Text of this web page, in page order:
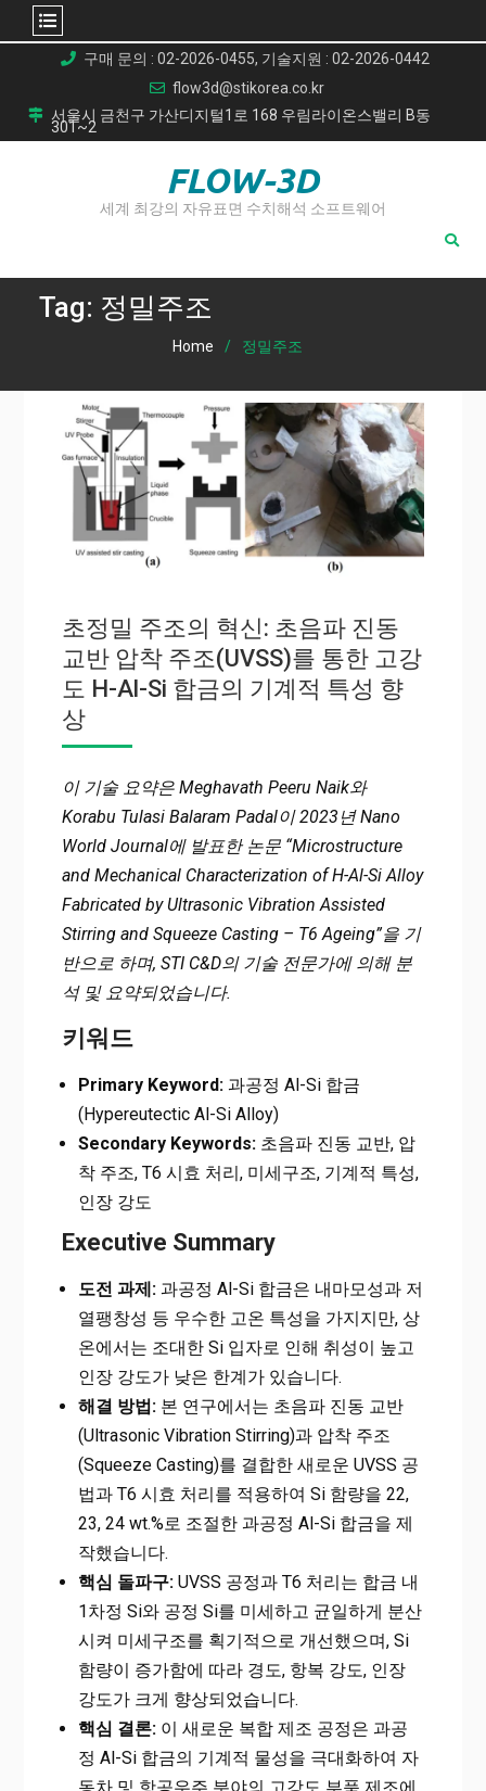
content
구매 문의 : 02-2026-0455, 기술지원 : 02-2026-0442
flow3d@stikorea.co.kr
서울시 금천구 가산디지털1로 168 우림라이온스밸리 B동
301~2
FLOW-3D
세계 최강의 자유표면 수치해석 소프트웨어
Tag: 정밀주조
Home 정밀주조
초정밀 주조의 혁신: 초음파 진동
교반 압착 주조(UVSS)를 통한 고강
도 H-Al-Si 합금의 기계적 특성 향
상
이 기술 요약은 Meghavath Peeru Naik와
Korabu Tulasi Balaram Padal이 2023년 Nano
World Journal에 발표한 논문 “Microstructure
and Mechanical Characterization of H-Al-Si Alloy
Fabricated by Ultrasonic Vibration Assisted
Stirring and Squeeze Casting – T6 Ageing”을 기
반으로 하며, STI C&D의 기술 전문가에 의해 분
석 및 요약되었습니다.
키워드
Primary Keyword:과공정 Al-Si 합금
(Hypereutectic Al-Si Alloy)
Secondary Keywords:초음파 진동 교반, 압
착 주조, T6 시효 처리, 미세구조, 기계적 특성,
인장 강도
Executive Summary
도전 과제:과공정 Al-Si 합금은 내마모성과 저
열팽창성 등 우수한 고온 특성을 가지지만, 상
온에서는 조대한 Si 입자로 인해 취성이 높고
인장 강도가 낮은 한계가 있습니다.
해결 방법:본 연구에서는 초음파 진동 교반
(Ultrasonic Vibration Stirring)과 압착 주조
(Squeeze Casting)를 결합한 새로운 UVSS 공
법과 T6 시효 처리를 적용하여 Si 함량을 22,
23, 24 wt.%로 조절한 과공정 Al-Si 합금을 제
작했습니다.
핵심 돌파구:UVSS 공정과 T6 처리는 합금 내
1차정 Si와 공정 Si를 미세하고 균일하게 분산
시켜 미세구조를 획기적으로 개선했으며, Si
함량이 증가함에 따라 경도, 항복 강도, 인장
강도가 크게 향상되었습니다.
핵심 결론:이 새로운 복합 제조 공정은 과공
정 Al-Si 합금의 기계적 물성을 극대화하여 자